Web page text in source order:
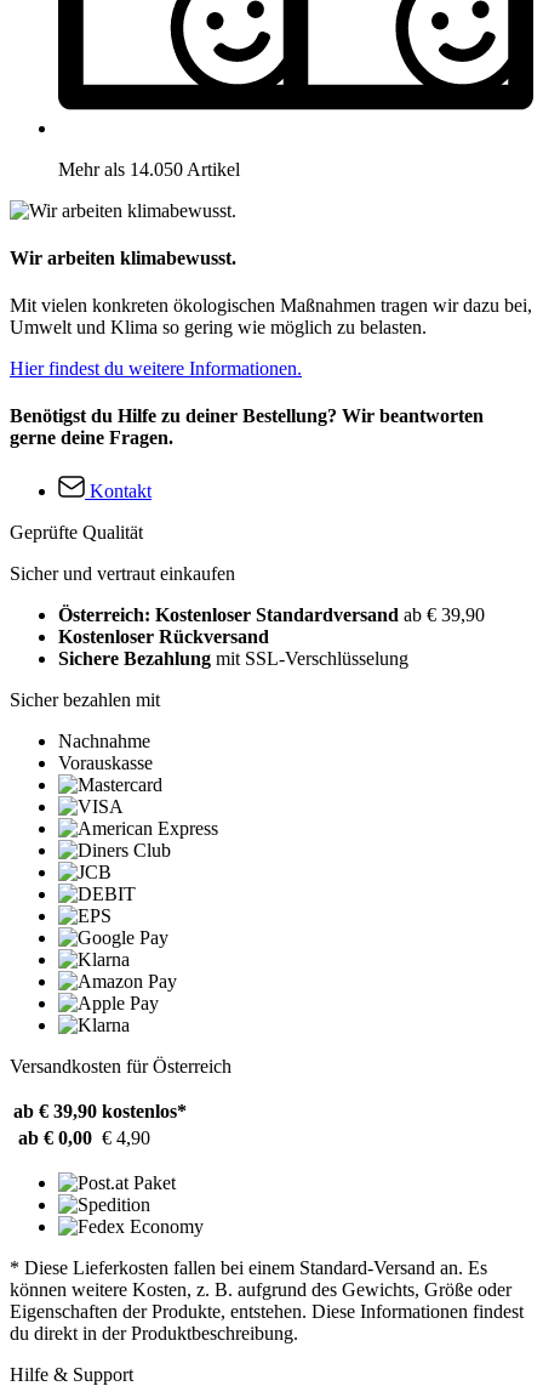
Mehr als 14.050 Artikel
Wir arbeiten klimabewusst.
Mit vielen konkreten ökologischen Maßnahmen tragen wir dazu bei,
Umwelt und Klima so gering wie möglich zu belasten.
Hier findest du weitere Informationen.
Benötigst du Hilfe zu deiner Bestellung? Wir beantworten
gerne deine Fragen.
Kontakt
Geprüfte Qualität
Sicher und vertraut einkaufen
Österreich: Kostenloser Standardversand ab € 39,90
Kostenloser Rückversand
Sichere Bezahlung mit SSL-Verschlüsselung
Sicher bezahlen mit
Nachnahme
Vorauskasse
Versandkosten für Österreich
ab € 39,90 kostenlos*
ab € 0,00 € 4,90
* Diese Lieferkosten fallen bei einem Standard-Versand an. Es
können weitere Kosten, z. B. aufgrund des Gewichts, Größe oder
Eigenschaften der Produkte, entstehen. Diese Informationen findest
du direkt in der Produktbeschreibung.
Hilfe & Support